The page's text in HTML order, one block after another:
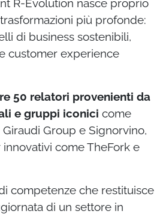
R-Evolution nasce proprio
più profonde:
di business sostenibili,
customer experience
50 relatori provenienti da
e gruppi iconici come
Group e Signorvino,
come TheFork e
competenze che restituisce
di un settore in